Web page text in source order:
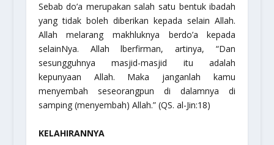
Sebab do’a merupakan salah satu bentuk ibadah
yang tidak boleh diberikan kepada selain Allah.
Allah melarang makhluknya berdo’a kepada
selainNya. Allah lberfirman, artinya,“Dan
sesungguhnya masjid-masjid itu adalah
kepunyaan Allah. Maka janganlah kamu
menyembah seseorangpun di dalamnya di
samping (menyembah) Allah.”(QS. al-Jin:18)
KELAHIRANNYA